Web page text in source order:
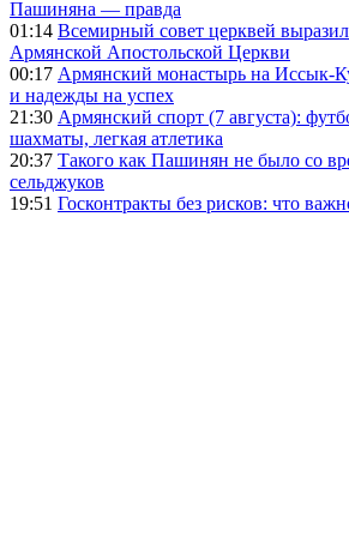
Пашиняна — правда
01:14 Всемирный совет церквей
Армянской Апостольской Церкви
00:17 Армянский монастырь на Иссык-
и надежды на успех
21:30 Армянский спорт (7 августа):
шахматы, легкая атлетика
20:37 Такого как Пашинян не было со
сельджуков
19:51 Госконтракты без рисков: что